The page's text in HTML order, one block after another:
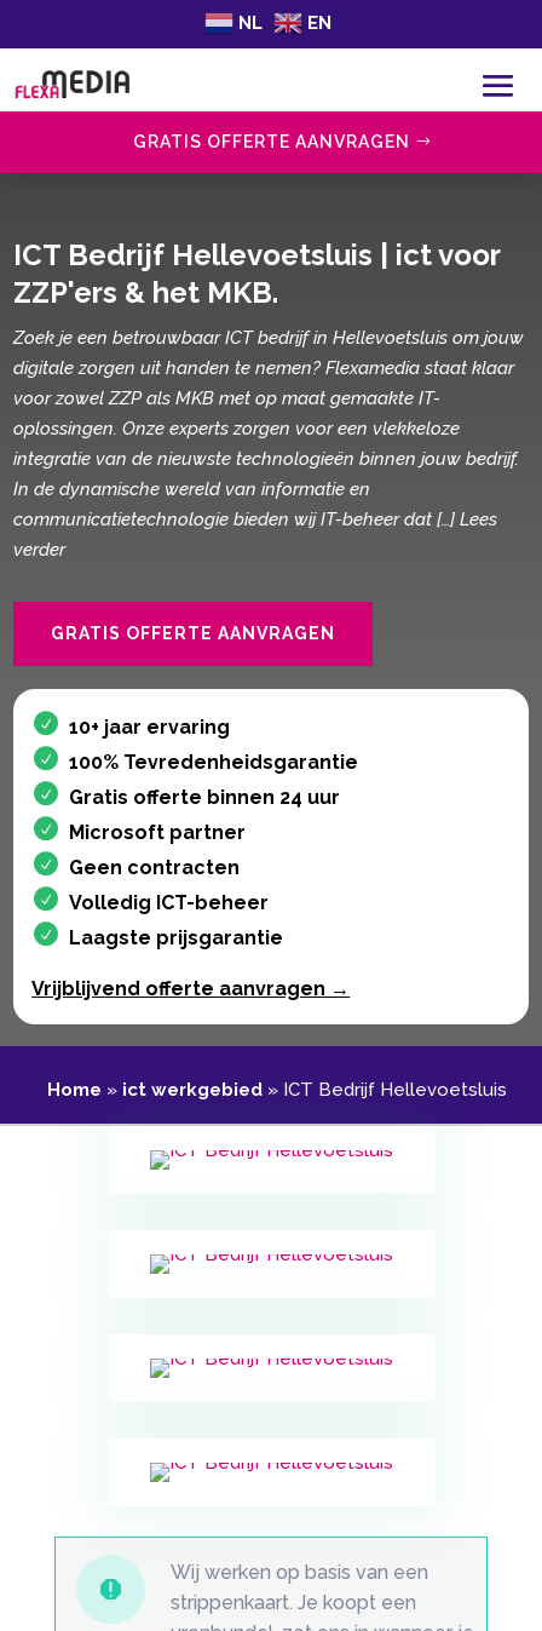
NL EN
GRATIS OFFERTE AANVRAGEN
ICT Bedrijf Hellevoetsluis | ict voor
ZZP'ers & het MKB.
Zoek je een betrouwbaar ICT bedrijf in Hellevoetsluis om jouw
digitale zorgen uit handen te nemen? Flexamedia staat klaar
voor zowel ZZP als MKB met op maat gemaakte IT-
oplossingen.​ Onze experts zorgen voor een vlekkeloze
integratie van de nieuwste technologieën binnen jouw bedrijf.​
In de dynamische wereld van informatie en
communicatietechnologie bieden wij IT-beheer dat […] Lees
verder
GRATIS OFFERTE AANVRAGEN
10+ jaar ervaring
100% Tevredenheidsgarantie
Gratis offerte binnen 24 uur
Microsoft partner
Geen contracten
Volledig ICT-beheer
Laagste prijsgarantie
Vrijblijvend offerte aanvragen →
Home » ict werkgebied » ICT Bedrijf Hellevoetsluis

Wij werken op basis van een
strippenkaart. Je koopt een